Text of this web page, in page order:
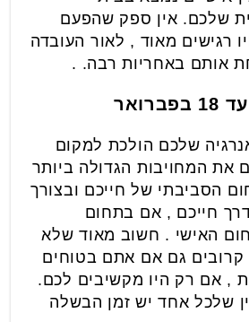
שלכם. אין ספק שהפעם
רגישים מאוד , לאור העובדה
אותם באחריות רבה. .
שלכם הולכת למקום
את המחויבות הגדולה ביותר
הסביבתי של חייכם ובצורך
חייכם , אם בתחום
האישי . חשוב מאוד שלא
קרובים גם אם אתם בטוחים
, אם רק היו מקשיבים לכם.
שלכל אחד יש זמן הבשלה